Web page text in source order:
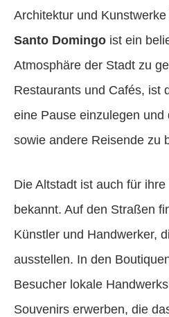
Architektur und
Santo Domingo ist ein
Atmosphäre der Stadt zu
Restaurants und Cafés, ist
eine Pause einzulegen und
sowie andere Reisende zu
Die Altstadt ist auch für
bekannt. Auf den Straßen
Künstler und Handwerker,
ausstellen. In den
Besucher lokale
Souvenirs erwerben, die